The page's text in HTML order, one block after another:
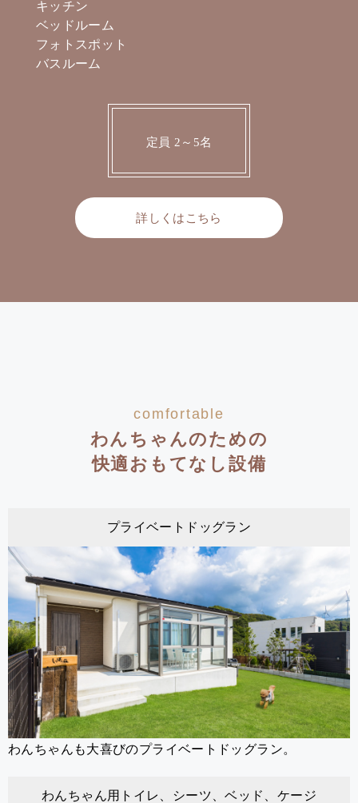
キッチン
ベッドルーム
フォトスポット
バスルーム
定員 2～5名
詳しくはこちら
comfortable
わんちゃんのための
快適おもてなし設備
プライベートドッグラン
わんちゃんも大喜びのプライベートドッグラン。
わんちゃん用トイレ、シーツ、ベッド、ケージ